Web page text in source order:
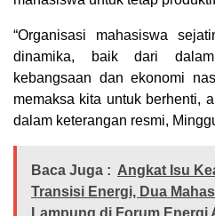
“Organisasi mahasiswa
dinamika, baik dari
kebangsaan dan ekonomi
memaksa kita untuk berhenti,
dalam keterangan resmi,
Baca Juga : Angkat Isu
Transisi Energi, Dua